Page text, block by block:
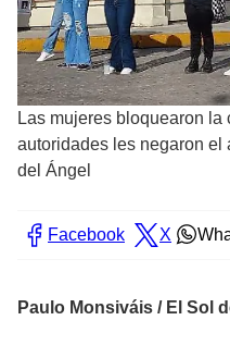
Las mujeres bloquearon
autoridades les negaron el
del Ángel
Facebook X
Paulo Monsiváis / El Sol